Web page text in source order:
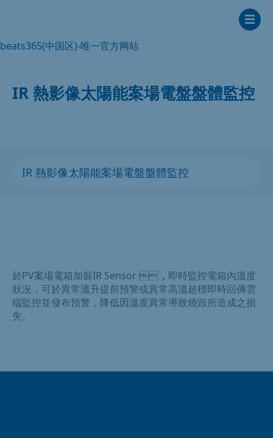
beats365(中国区)-唯一官方网站
IR 熱影像太陽能案場電盤盤體監控
於PV案場電箱加裝IR Sensor ，即時監控電箱內溫度
狀況，可於異常溫升提前預警或異常高溫超標即時回傳雲
端監控並發布預警，降低因溫度異常導致燒毀所造成之損
失。